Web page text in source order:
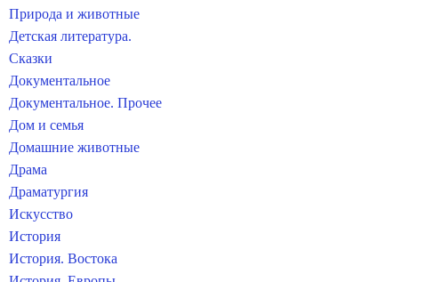
Природа и животные
Детская литература.
Сказки
Документальное
Документальное. Прочее
Дом и семья
Домашние животные
Драма
Драматургия
Искусство
История
История. Востока